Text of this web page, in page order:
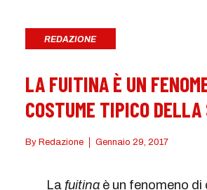
REDAZIONE
LA FUITINA È UN
COSTUME TIPICO
ByRedazione Gennaio 29, 2017
La fuitinaè un fenomeno di